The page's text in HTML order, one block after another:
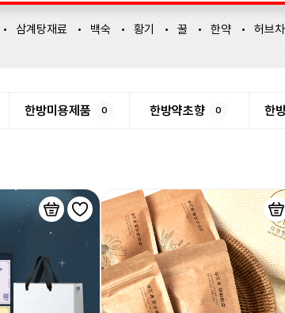
삼계탕재료 백숙 황기 꿀 한약 허브차
한방미용제품 0 한방약초향 0 한